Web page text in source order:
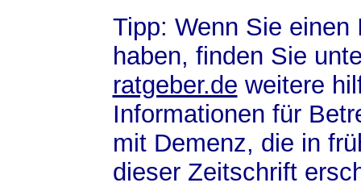
Tipp: Wenn Sie einen
haben, finden Sie
ratgeber.de weitere
Informationen für
mit Demenz, die in
dieser Zeitschrift